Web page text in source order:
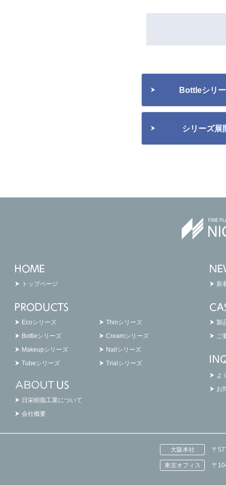
Bottleシリ
シリーズ展
トップページ
Ecoシリーズ
Thinシリーズ
Bottleシリーズ
Creamシリーズ
Makeupシリーズ
Nailシリーズ
Tubeシリーズ
Trialシリーズ
日栄樹脂工業について
会社概要
新
製
ご
よ
お
大阪本社 〒
東京オフィス 〒